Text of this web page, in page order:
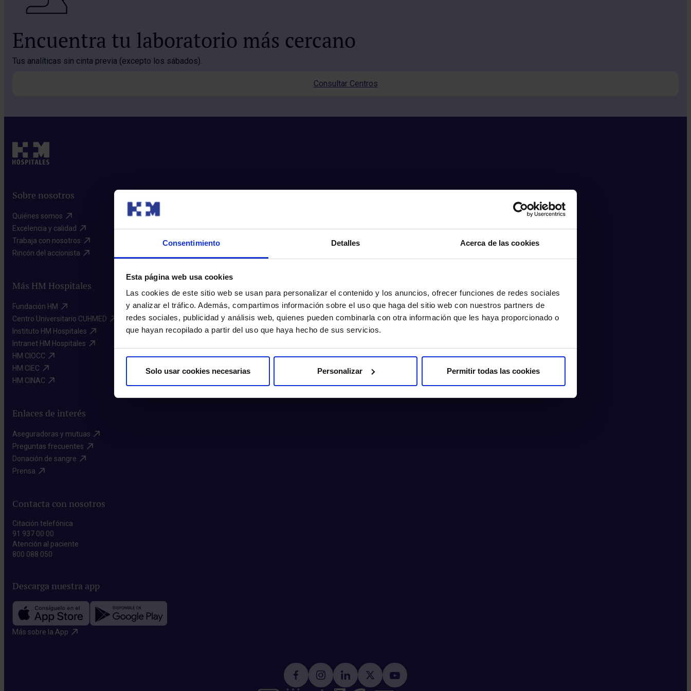
Consentimiento Detalles Acerca de las cookies
Esta página web usa cookies
Las cookies de este sitio web se usan para personalizar el contenido y los anuncios, ofrecer funciones de redes sociales
y analizar el tráfico. Además, compartimos información sobre el uso que haga del sitio web con nuestros partners de
redes sociales, publicidad y análisis web, quienes pueden combinarla con otra información que les haya proporcionado o
que hayan recopilado a partir del uso que haya hecho de sus servicios.
Solo usar cookies necesarias Personalizar Permitir todas las cookies
Encuentra tu laboratorio más cercano
Tus analíticas sin cinta previa (excepto los sábados).
Consultar Centros
Sobre nosotros
Quiénes somos​
Excelencia y calidad​
Trabaja con nosotros​
Rincón del accionista​
Más HM Hospitales
Fundación HM​
Centro Universitario CUHMED​
Instituto HM Hospitales​
Intranet HM Hospitales​
HM CIOCC​
HM CIEC​
HM CINAC​
Enlaces de interés
Aseguradoras y mutuas​
Preguntas frecuentes​
Donación de sangre​
Prensa​
Contacta con nosotros
Citación telefónica
91 937 00 00
Atención al paciente
800 088 050
Descarga nuestra app
Más sobre la App​